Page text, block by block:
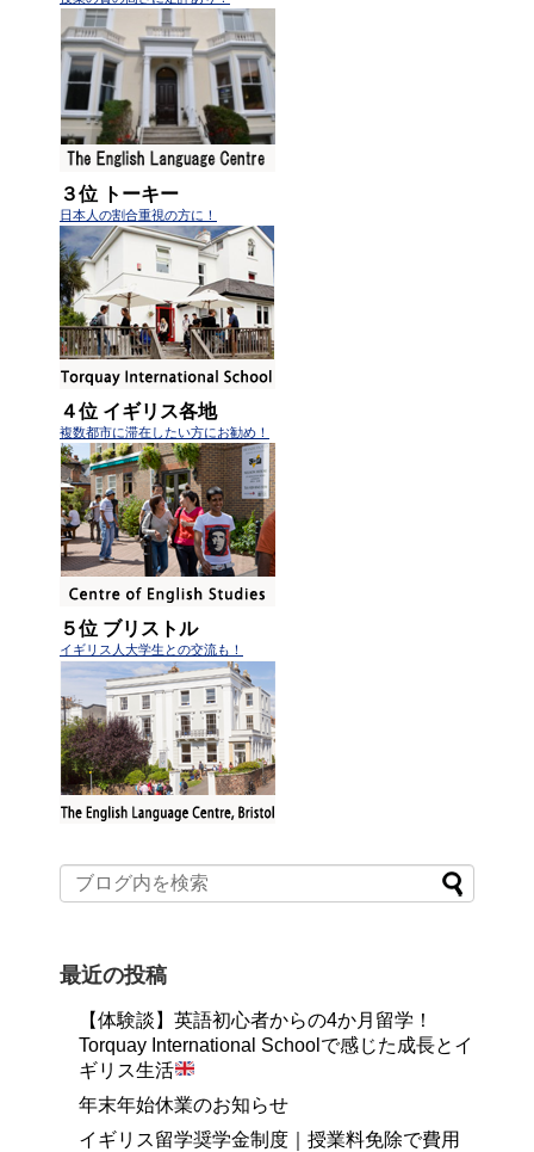
３位 トーキー
日本人の割合重視の方に！
４位 イギリス各地
複数都市に滞在したい方にお勧め！
５位 ブリストル
イギリス人大学生との交流も！
最近の投稿
【体験談】英語初心者からの4か月留学！
Torquay International Schoolで感じた成長とイ
ギリス生活
年末年始休業のお知らせ
イギリス留学奨学金制度｜授業料免除で費用